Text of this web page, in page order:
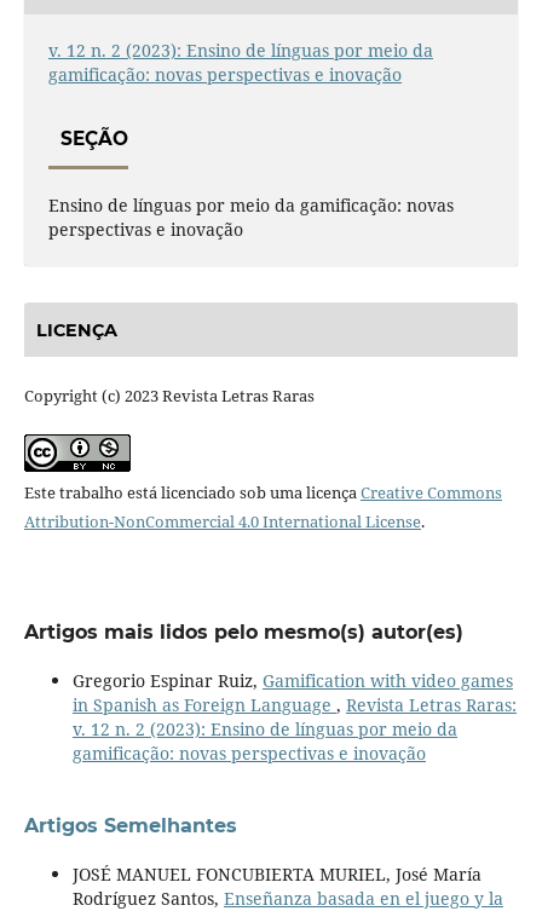
v. 12 n. 2 (2023): Ensino de línguas por meio da
gamificação: novas perspectivas e inovação
SEÇÃO
Ensino de línguas por meio da gamificação: novas
perspectivas e inovação
LICENÇA
Copyright (c) 2023 Revista Letras Raras
Este trabalho está licenciado sob uma licençaCreative Commons
Attribution-NonCommercial 4.0 International License.
Artigos mais lidos pelo mesmo(s) autor(es)
Gregorio Espinar Ruiz, Gamification with video games
in Spanish as Foreign Language , Revista Letras Raras:
v. 12 n. 2 (2023): Ensino de línguas por meio da
gamificação: novas perspectivas e inovação
Artigos Semelhantes
JOSÉ MANUEL FONCUBIERTA MURIEL, José María
Rodríguez Santos, Enseñanza basada en el juego y la